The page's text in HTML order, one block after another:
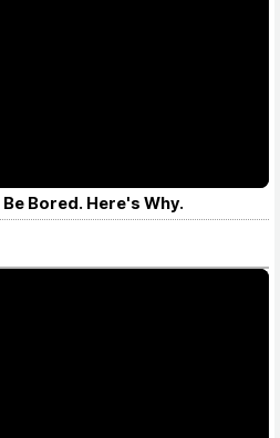
Bored. Here's Why.